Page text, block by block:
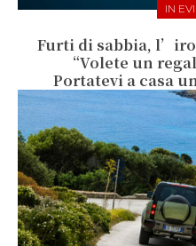
IN
Furti di sabbia,
“Volete un
Portatevi a casa